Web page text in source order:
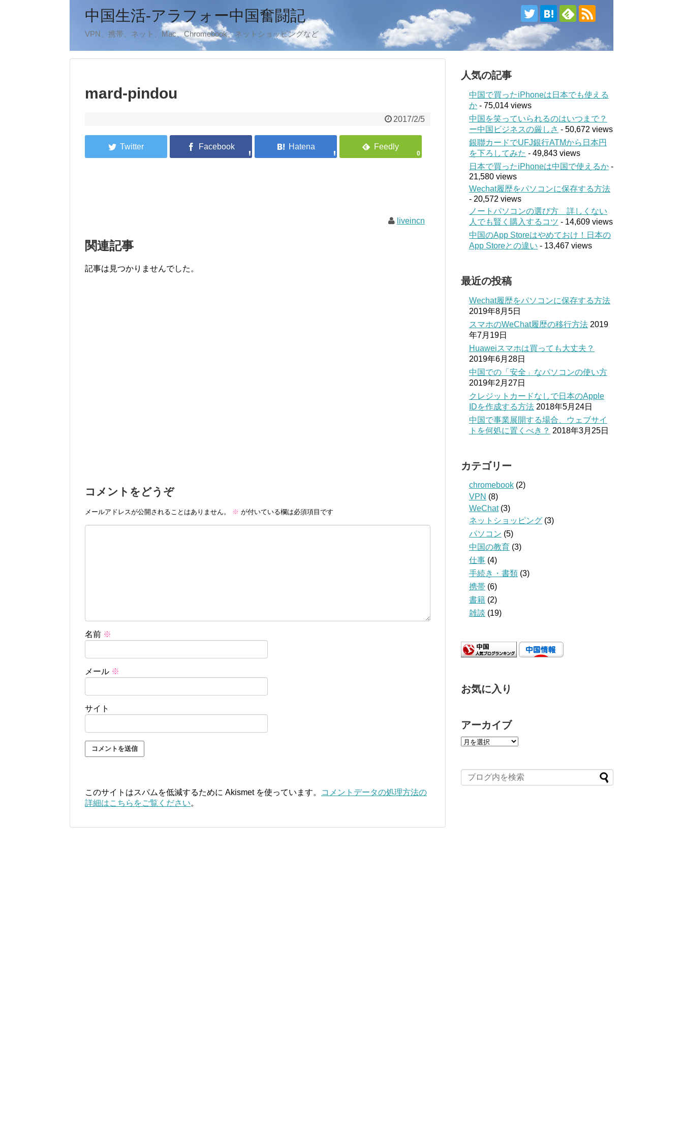
中国生活-アラフォー中国奮闘記
VPN、携帯、ネット、Mac、Chromebook、ネットショッピングなど
mard-pindou
2017/2/5
0
liveincn
関連記事
記事は見つかりませんでした。
コメントをどうぞ
メールアドレスが公開されることはありません。 ※ が付いている欄は必須項目です
名前 ※
メール ※
サイト
このサイトはスパムを低減するために Akismet を使っています。
コメントデータの処理方法の
詳細はこちらをご覧ください。
人気の記事
中国で買ったiPhoneは日本でも使える
か - 75,014 views
中国を笑っていられるのはいつまで？
ー中国ビジネスの厳しさ - 50,672 views
銀聯カードでUFJ銀行ATMから日本円
を下ろしてみた - 49,843 views
日本で買ったiPhoneは中国で使えるか -
21,580 views
Wechat履歴をパソコンに保存する方法
- 20,572 views
ノートパソコンの選び方 詳しくない
人でも賢く購入するコツ - 14,609 views
中国のApp Storeはやめておけ！日本の
App Storeとの違い - 13,467 views
最近の投稿
Wechat履歴をパソコンに保存する方法
2019年8月5日
スマホのWeChat履歴の移行方法 2019
年7月19日
Huaweiスマホは買っても大丈夫？
2019年6月28日
中国での「安全」なパソコンの使い方
2019年2月27日
クレジットカードなしで日本のApple
IDを作成する方法 2018年5月24日
中国で事業展開する場合、ウェブサイ
トを何処に置くべき？ 2018年3月25日
カテゴリー
chromebook (2)
VPN (8)
WeChat(3)
ネットショッピング (3)
パソコン (5)
中国の教育 (3)
仕事 (4)
手続き・書類 (3)
携帯 (6)
書籍 (2)
雑談 (19)
お気に入り
アーカイブ